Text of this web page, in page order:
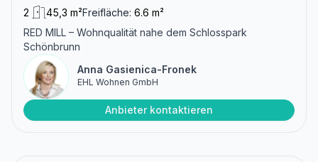
2 45,3 m²Freifläche: 6.6 m²
RED MILL – Wohnqualität nahe dem Schlosspark
Schönbrunn
Anna Gasienica-Fronek
EHL Wohnen GmbH
Anbieter kontaktieren